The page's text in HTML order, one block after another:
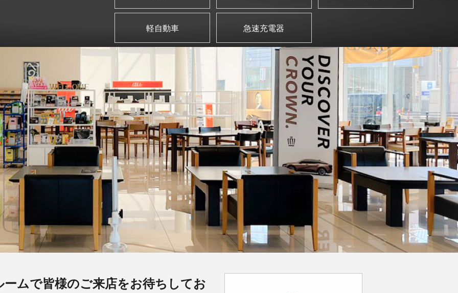
軽自動車 急速充電器
ムで皆様のご来店をお待ちしてお